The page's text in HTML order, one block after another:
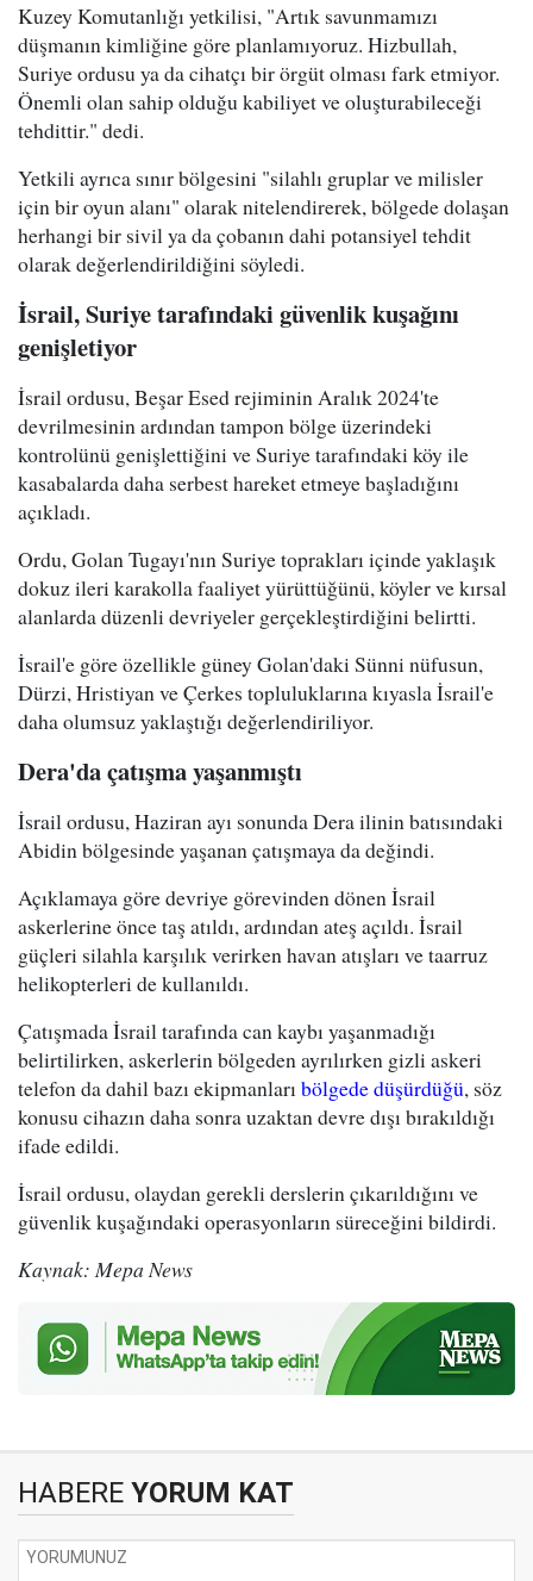
Kuzey Komutanlığı yetkilisi, "Artık savunmamızı
düşmanın kimliğine göre planlamıyoruz. Hizbullah,
Suriye ordusu ya da cihatçı bir örgüt olması fark etmiyor.
Önemli olan sahip olduğu kabiliyet ve oluşturabileceği
tehdittir." dedi.
Yetkili ayrıca sınır bölgesini "silahlı gruplar ve milisler
için bir oyun alanı" olarak nitelendirerek, bölgede dolaşan
herhangi bir sivil ya da çobanın dahi potansiyel tehdit
olarak değerlendirildiğini söyledi.
İsrail, Suriye tarafındaki güvenlik kuşağını
genişletiyor
İsrail ordusu, Beşar Esed rejiminin Aralık 2024'te
devrilmesinin ardından tampon bölge üzerindeki
kontrolünü genişlettiğini ve Suriye tarafındaki köy ile
kasabalarda daha serbest hareket etmeye başladığını
açıkladı.
Ordu, Golan Tugayı'nın Suriye toprakları içinde yaklaşık
dokuz ileri karakolla faaliyet yürüttüğünü, köyler ve kırsal
alanlarda düzenli devriyeler gerçekleştirdiğini belirtti.
İsrail'e göre özellikle güney Golan'daki Sünni nüfusun,
Dürzi, Hristiyan ve Çerkes topluluklarına kıyasla İsrail'e
daha olumsuz yaklaştığı değerlendiriliyor.
Dera'da çatışma yaşanmıştı
İsrail ordusu, Haziran ayı sonunda Dera ilinin batısındaki
Abidin bölgesinde yaşanan çatışmaya da değindi.
Açıklamaya göre devriye görevinden dönen İsrail
askerlerine önce taş atıldı, ardından ateş açıldı. İsrail
güçleri silahla karşılık verirken havan atışları ve taarruz
helikopterleri de kullanıldı.
Çatışmada İsrail tarafında can kaybı yaşanmadığı
belirtilirken, askerlerin bölgeden ayrılırken gizli askeri
telefon da dahil bazı ekipmanlarıbölgede düşürdüğü, söz
konusu cihazın daha sonra uzaktan devre dışı bırakıldığı
ifade edildi.
İsrail ordusu, olaydan gerekli derslerin çıkarıldığını ve
güvenlik kuşağındaki operasyonların süreceğini bildirdi.
Kaynak: Mepa News
HABERE YORUM KAT